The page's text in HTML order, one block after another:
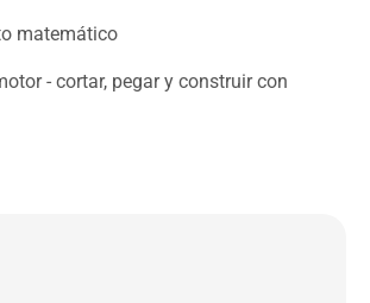
matemático
- cortar, pegar y construir con